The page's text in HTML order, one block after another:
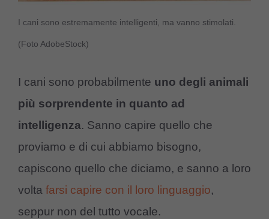
I cani sono estremamente intelligenti, ma vanno stimolati.
(Foto AdobeStock)
I cani sono probabilmente uno degli animali
più sorprendente in quanto ad
intelligenza. Sanno capire quello che
proviamo e di cui abbiamo bisogno,
capiscono quello che diciamo, e sanno a loro
volta farsi capire con il loro linguaggio,
seppur non del tutto vocale.